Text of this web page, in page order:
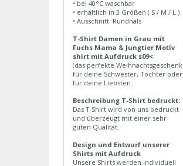
• bei 40°C waschbar
• erhältlich in 3 Größen ( S / M / L )
• Ausschnitt: Rundhals
T-Shirt Damen in Grau mit
Fuchs Mama & Jungtier Motiv
shirt mit Aufdruck s09<
(das perfekte Weihnachtsgeschenk
für deine Schwester, Tochter oder
für deine Liebsten.
Beschreibung T-Shirt bedruckt:
Das T Shirt wird von uns bedruckt
und überzeugt mit einer sehr
guten Qualität.
Design und Entwurf unserer
Shirts mit Aufdruck
Unsere Shirts werden individuell